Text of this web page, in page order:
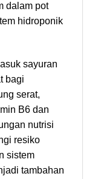
dalam pot
hidroponik
sayuran
bagi
serat,
B6 dan
nutrisi
resiko
sistem
tambahan